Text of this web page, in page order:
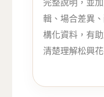
完整說明，並
輯、場合差異
構化資料，有
清楚理解松興